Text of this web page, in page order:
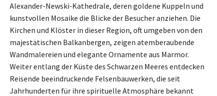
Alexander-Newski-Kathedrale, deren goldene Kuppeln und
kunstvollen Mosaike die Blicke der Besucher anziehen. Die
Kirchen und Klöster in dieser Region, oft umgeben von den
majestätischen Balkanbergen, zeigen atemberaubende
Wandmalereien und elegante Ornamente aus Marmor.
Weiter entlang der Küste des Schwarzen Meeres entdecken
Reisende beeindruckende Felsenbauwerken, die seit
Jahrhunderten für ihre spirituelle Atmosphäre bekannt